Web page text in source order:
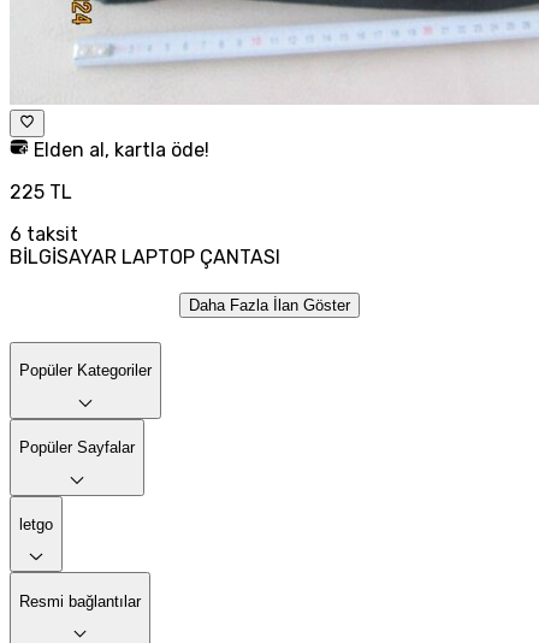
Elden al, kartla öde!
225 TL
6 taksit
BİLGİSAYAR LAPTOP ÇANTASI
Daha Fazla İlan Göster
Popüler Kategoriler
Popüler Sayfalar
letgo
Resmi bağlantılar